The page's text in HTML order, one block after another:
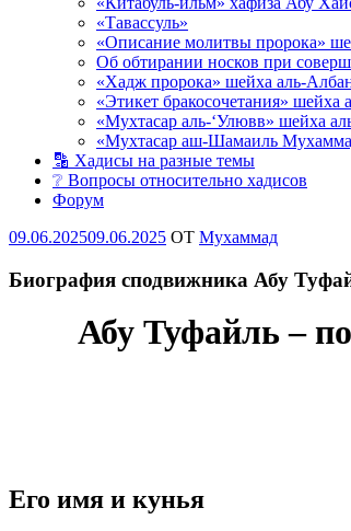
«Тавассуль»
«Описание молитвы пророка»
Об обтирании носков при
«Хадж пророка» шейха аль-
«Этикет бракосочетания» шейха
«Мухтасар аль-‘Улювв» шейха
«Мухтасар аш-Шамаиль
🔡 Хадисы на разные темы
❔ Вопросы относительно хадисов
Форум
Опубликовано
09.06.202509.06.2025 OT Мухаммад
Биография сподвижника Абу
Абу Туфайль –
Его имя и кунья